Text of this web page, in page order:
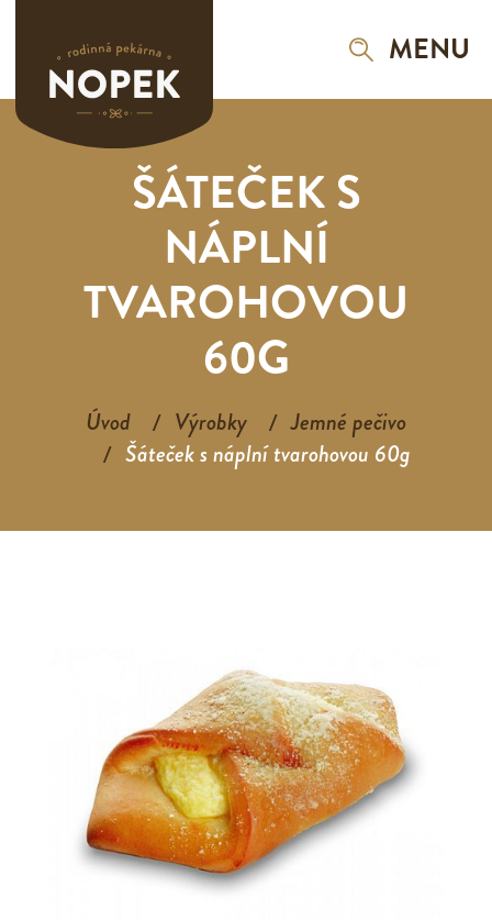
MENU
ŠÁTEČEK S
NÁPLNÍ
TVAROHOVOU
60G
Úvod Výrobky
Jemné pečivo
Šáteček s náplní tvarohovou 60g